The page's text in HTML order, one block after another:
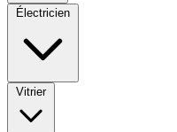
Électricien
Vitrier